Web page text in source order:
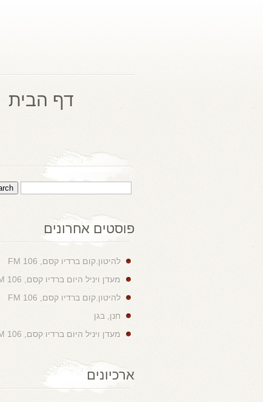
דף הבית
פוסטים אחרונים
להיטון.קום ברדיו קסם, 106 FM
מעדן ויניל היום ברדיו קסם, 106 FM
להיטון.קום ברדיו קסם, 106 FM
חנן, בגן
מעדן ויניל היום ברדיו קסם, 106 FM
ארכיונים